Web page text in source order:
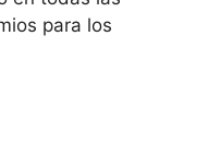
para los